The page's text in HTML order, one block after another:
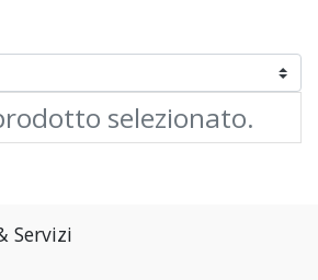
selezionato.
Servizi